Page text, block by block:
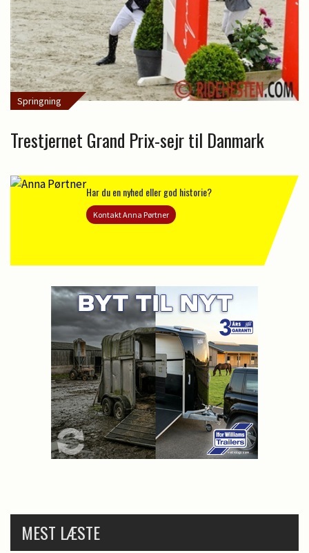
Springning
Trestjernet Grand Prix-sejr til Danmark
Har du en nyhed eller god historie?
Kontakt Anna Pørtner
MEST LÆSTE